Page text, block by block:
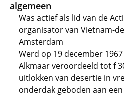
algemeen
Was actief als lid van de
organisator van Vietnam-
Amsterdam
Werd op 19 december
Alkmaar veroordeeld tot f
uitlokken van desertie in
onderdak geboden aan